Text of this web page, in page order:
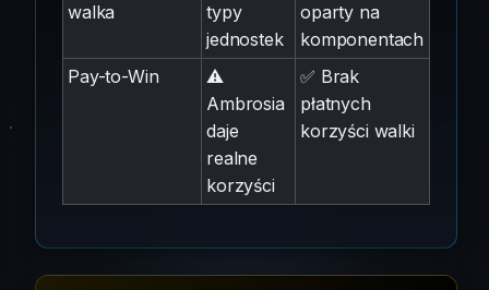
walka
typy
jednostek
oparty na
komponentach
Pay-to-Win
⚠️
Ambrosia
daje
realne
korzyści
✅ Brak
płatnych
korzyści walki